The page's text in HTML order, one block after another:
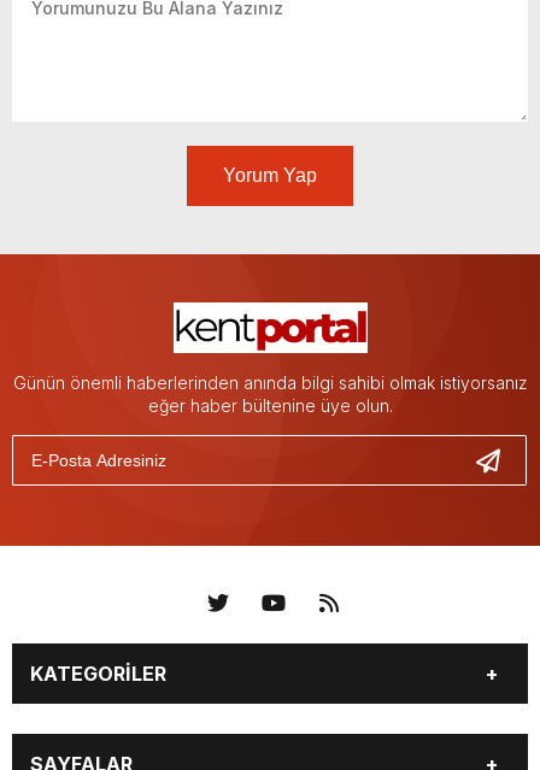
Yorum Yap
Günün önemli haberlerinden anında bilgi sahibi olmak istiyorsanız
eğer haber bültenine üye olun.
KATEGORİLER
KÜNYE BİZE ULAŞIN
SAYFALAR